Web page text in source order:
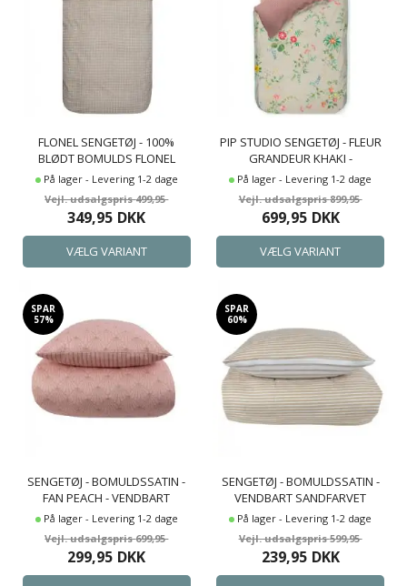
FLONEL SENGETØJ - 100%
BLØDT BOMULDS FLONEL
SENGESÆT - HØIE OF
SCANDINAVIA - STORM BEIGE
På lager - Levering 1-2 dage
499,95
349,95 DKK
PIP STUDIO SENGETØJ - FLEUR
GRANDEUR KHAKI -
BLOMSTRET SENGETØJ -
DOBBELTSIDET SENGESÆT -
100% BOMULD
På lager - Levering 1-2 dage
899,95
699,95 DKK
SPAR
57%
SENGETØJ - BOMULDSSATIN -
FAN PEACH - VENDBART
GRAFISK MØNSTER
På lager - Levering 1-2 dage
699,95
299,95 DKK
SPAR
60%
SENGETØJ - BOMULDSSATIN -
VENDBART SANDFARVET
STRIBER
På lager - Levering 1-2 dage
599,95
239,95 DKK